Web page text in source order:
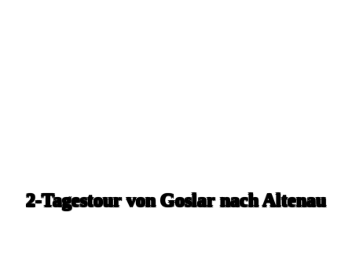
2-Tagestour von Goslar nach Altenau